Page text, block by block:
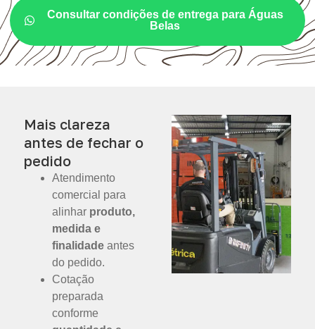
Consultar condições de entrega para Águas
Belas
Mais clareza
antes de fechar o
pedido
Atendimento
comercial para
alinhar produto,
medida e
finalidade antes
do pedido.
Cotação
preparada
conforme